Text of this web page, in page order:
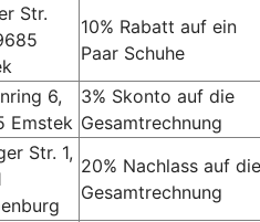
Str.
10% Rabatt auf ein
Paar Schuhe
6,
Emstek
3% Skonto auf die
Gesamtrechnung
Str. 1,
20% Nachlass auf die
Gesamtrechnung